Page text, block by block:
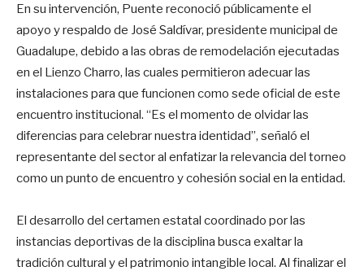
En su intervención, Puente reconoció públicamente el
apoyo y respaldo de José Saldívar, presidente municipal de
Guadalupe, debido a las obras de remodelación ejecutadas
en el Lienzo Charro, las cuales permitieron adecuar las
instalaciones para que funcionen como sede oficial de este
encuentro institucional. “Es el momento de olvidar las
diferencias para celebrar nuestra identidad”, señaló el
representante del sector al enfatizar la relevancia del torneo
como un punto de encuentro y cohesión social en la entidad.
El desarrollo del certamen estatal coordinado por las
instancias deportivas de la disciplina busca exaltar la
tradición cultural y el patrimonio intangible local. Al finalizar el